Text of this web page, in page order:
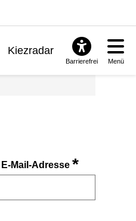
Kiezradar
Barrierefrei Menü
Mail-Adresse*